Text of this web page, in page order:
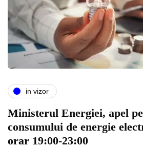
in vizor
Ministerul Energiei, apel
consumului de energie
orar 19:00-23:00